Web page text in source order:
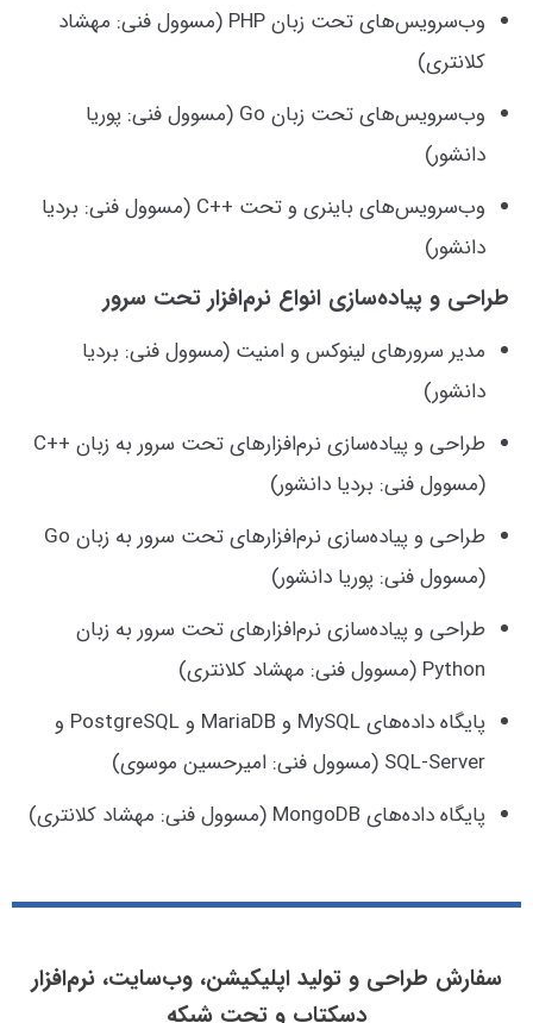
وب‌سرویس‌های تحت زبان PHP (مسوول فنی: مهشاد
کلانتری)
وب‌سرویس‌های تحت زبان Go (مسوول فنی: پوریا
دانشور)
وب‌سرویس‌های باینری و تحت ++C (مسوول فنی: بردیا
دانشور)
طراحی و پیاده‌سازی انواع نرم‌افزار تحت سرور
مدیر سرورهای لینوکس و امنیت (مسوول فنی: بردیا
دانشور)
طراحی و پیاده‌سازی نرم‌افزارهای تحت سرور به زبان ++C
(مسوول فنی: بردیا دانشور)
طراحی و پیاده‌سازی نرم‌افزارهای تحت سرور به زبان Go
(مسوول فنی: پوریا دانشور)
طراحی و پیاده‌سازی نرم‌افزارهای تحت سرور به زبان
Python (مسوول فنی: مهشاد کلانتری)
پایگاه داده‌های MySQL و MariaDB و PostgreSQL و
SQL-Server (مسوول فنی: امیرحسین موسوی)
پایگاه داده‌های MongoDB (مسوول فنی: مهشاد کلانتری)
سفارش طراحی و تولید اپلیکیشن، وب‌سایت، نرم‌افزار